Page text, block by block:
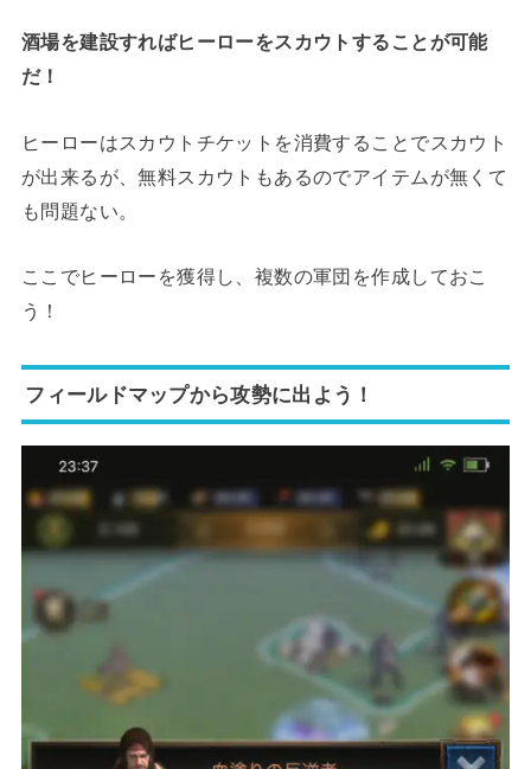
酒場を建設すればヒーローをスカウトすることが可能
だ！
ヒーローはスカウトチケットを消費することでスカウト
が出来るが、無料スカウトもあるのでアイテムが無くて
も問題ない。
ここでヒーローを獲得し、複数の軍団を作成しておこ
う！
フィールドマップから攻勢に出よう！